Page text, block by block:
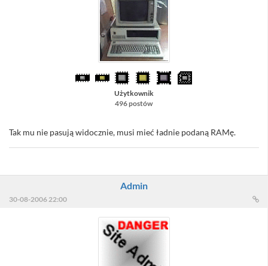
Użytkownik
496 postów
Tak mu nie pasują widocznie, musi mieć ładnie podaną RAMę.
Admin
30-08-2006 22:00